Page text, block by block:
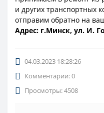
и других транспортных
отправим обратно на
Адрес: г.Минск, ул. И.
04.03.2023 18:28:26
Комментарии: 0
Просмотры: 4508